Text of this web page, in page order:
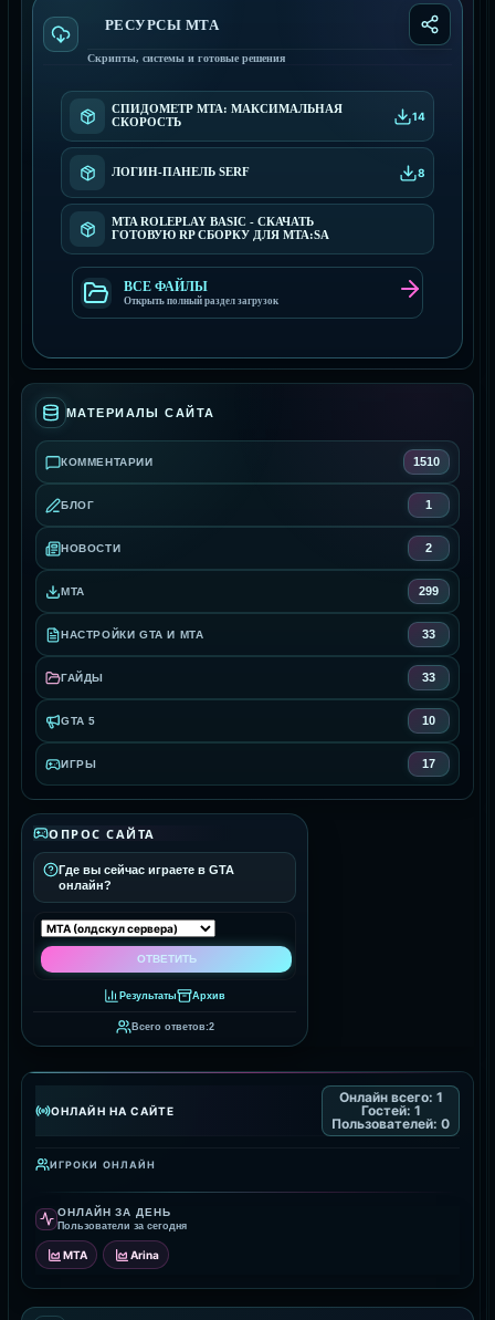
РЕСУРСЫ МТА
Скрипты, системы и готовые решения
СПИДОМЕТР МТА: МАКСИМАЛЬНАЯ
СКОРОСТЬ
14
ЛОГИН-ПАНЕЛЬ SERF 8
MTA ROLEPLAY BASIC - СКАЧАТЬ
ГОТОВУЮ RP СБОРКУ ДЛЯ MTA:SA
ВСЕ ФАЙЛЫ
Открыть полный раздел загрузок
МАТЕРИАЛЫ САЙТА
КОММЕНТАРИИ 1510
БЛОГ 1
НОВОСТИ 2
MTA 299
НАСТРОЙКИ GTA И MTA 33
ГАЙДЫ 33
GTA 5 10
ИГРЫ 17
ОПРОС САЙТА
Где вы сейчас играете в GTA
онлайн?
Результаты Архив
Всего ответов:2
ОНЛАЙН НА САЙТЕ
Онлайн всего: 1
Гостей: 1
Пользователей: 0
ИГРОКИ ОНЛАЙН
ОНЛАЙН ЗА ДЕНЬ
Пользователи за сегодня
MTA Arina